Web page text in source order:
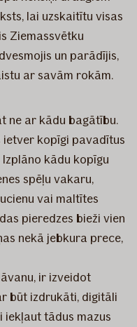
lai uzskaitītu visas
Ziemassvētku
un parādījis,
ar savām rokām.
ne ar kādu bagātību.
ietver kopīgi pavadītus
kādu kopīgu
spēļu vakaru,
vai maltītes
pieredzes bieži vien
nekā jebkura prece,
ir izveidot
būt izdrukāti, digitāli
tādus mazus